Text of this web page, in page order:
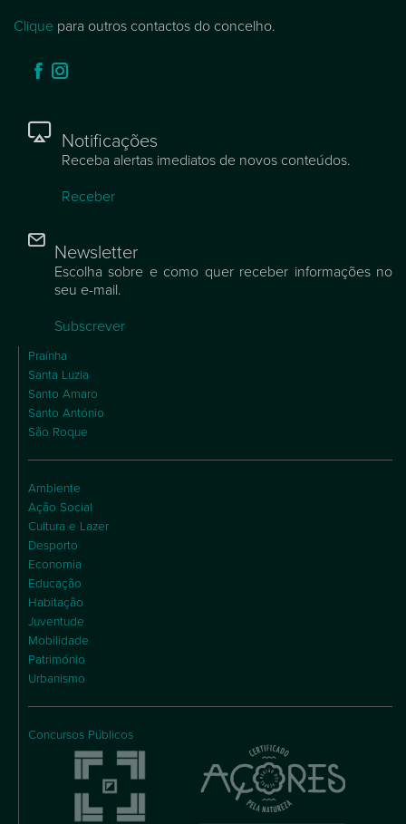
Clique para outros contactos do concelho.
Notificações
Receba alertas imediatos de novos conteúdos.
Receber
Newsletter
Escolha sobre e como quer receber informações no
seu e-mail.
Subscrever
Praínha
Santa Luzia
Santo Amaro
Santo António
São Roque
Ambiente
Ação Social
Cultura e Lazer
Desporto
Economia
Educação
Habitação
Juventude
Mobilidade
Património
Urbanismo
Concursos Públicos